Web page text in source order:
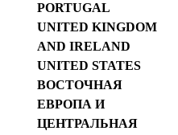
PORTUGAL
UNITED KINGDOM
AND IRELAND
UNITED STATES
ВОСТОЧНАЯ
ЕВРОПА И
ЦЕНТРАЛЬНАЯ